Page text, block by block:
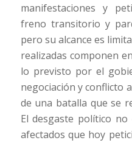
manifestaciones y
freno transitorio y
pero su alcance es
realizadas componen
lo previsto por el
negociación y conflicto
de una batalla que se
El desgaste político
afectados que hoy